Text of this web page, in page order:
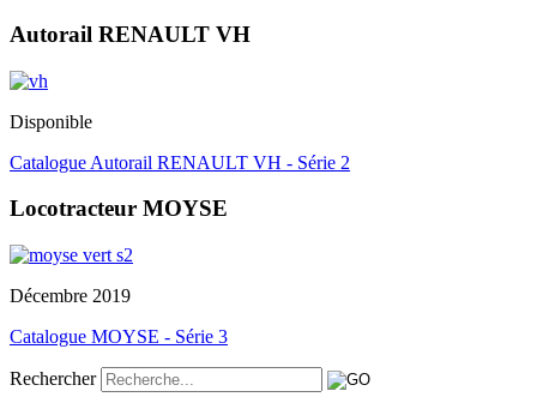
Autorail RENAULT VH
Disponible
Catalogue Autorail RENAULT VH - Série 2
Locotracteur MOYSE
Décembre 2019
Catalogue MOYSE - Série 3
Rechercher